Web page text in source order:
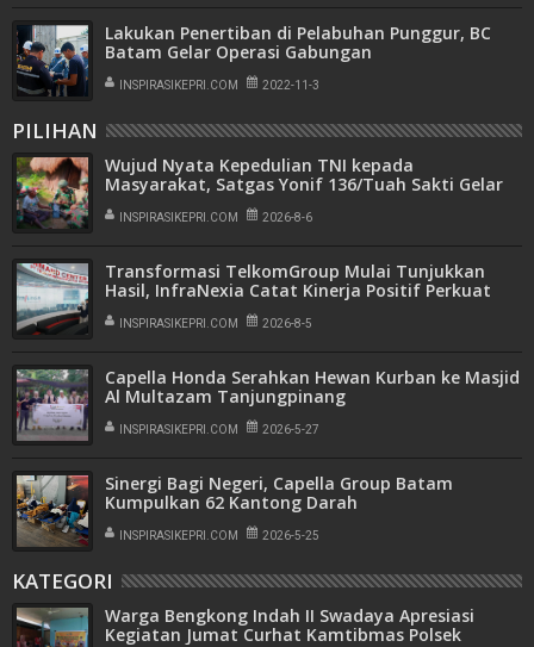
Lakukan Penertiban di Pelabuhan Punggur, BC
Batam Gelar Operasi Gabungan
INSPIRASIKEPRI.COM 2022-11-3
PILIHAN
Wujud Nyata Kepedulian TNI kepada
Masyarakat, Satgas Yonif 136/Tuah Sakti Gelar
Pengobatan Keliling di Kampung Kalome
INSPIRASIKEPRI.COM 2026-8-6
Transformasi TelkomGroup Mulai Tunjukkan
Hasil, InfraNexia Catat Kinerja Positif Perkuat
Infrastruktur Digital Nasional
INSPIRASIKEPRI.COM 2026-8-5
Capella Honda Serahkan Hewan Kurban ke Masjid
Al Multazam Tanjungpinang
INSPIRASIKEPRI.COM 2026-5-27
Sinergi Bagi Negeri, Capella Group Batam
Kumpulkan 62 Kantong Darah
INSPIRASIKEPRI.COM 2026-5-25
KATEGORI
Warga Bengkong Indah II Swadaya Apresiasi
Kegiatan Jumat Curhat Kamtibmas Polsek